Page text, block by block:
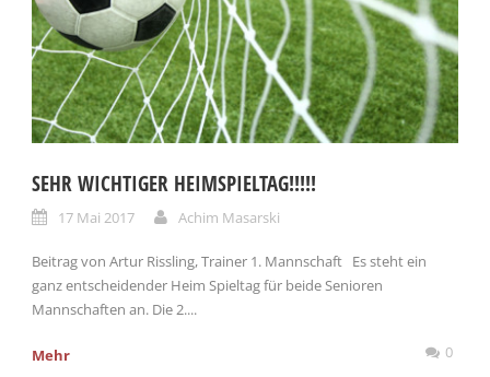
SEHR WICHTIGER HEIMSPIELTAG!!!!!
17 Mai 2017 Achim Masarski
Beitrag von Artur Rissling, Trainer 1. Mannschaft Es steht ein
ganz entscheidender Heim Spieltag für beide Senioren
Mannschaften an. Die 2....
Mehr 0